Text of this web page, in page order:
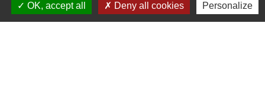
S'ABONNER
OK, accept all
Deny all cookies Personalize